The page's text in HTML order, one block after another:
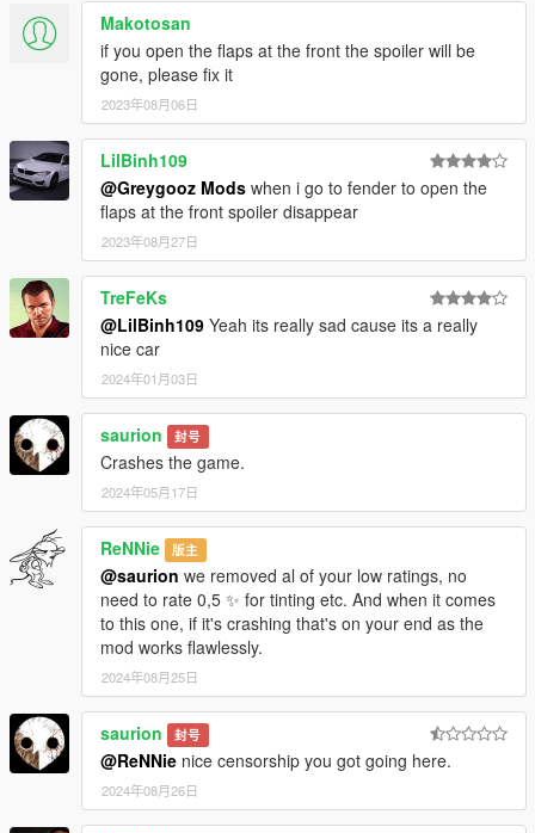
Makotosan
if you open the flaps at the front the spoiler will be
gone, please fix it
2023年08月06日
LilBinh109
@Greygooz Mods when i go to fender to open the
flaps at the front spoiler disappear
2023年08月27日
TreFeKs
@LilBinh109 Yeah its really sad cause its a really
nice car
2024年01月03日
saurion 封号
Crashes the game.
2024年05月17日
ReNNie 版主
@saurion we removed al of your low ratings, no
need to rate 0,5 ✨ for tinting etc. And when it comes
to this one, if it's crashing that's on your end as the
mod works flawlessly.
2024年08月25日
saurion 封号
@ReNNie nice censorship you got going here.
2024年08月26日